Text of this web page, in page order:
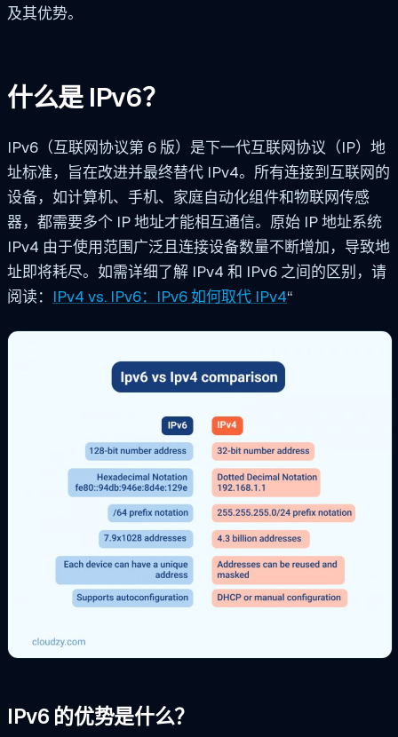
及其优势。
什么是 IPv6？
IPv6（互联网协议第 6 版） 是下一代互联网协议（IP）地
址标准，旨在改进并最终替代 IPv4。所有连接到互联网的
设备，如计算机、手机、家庭自动化组件和物联网传感
器，都需要多个 IP 地址才能相互通信。原始 IP 地址系统
IPv4 由于使用范围广泛且连接设备数量不断增加，导致地
址即将耗尽。如需详细了解 IPv4 和 IPv6 之间的区别，请
阅读： IPv4 vs. IPv6：IPv6 如何取代 IPv4“
IPv6 的优势是什么？